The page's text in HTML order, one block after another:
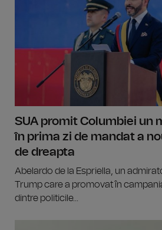
SUA promit Columbiei un
în prima zi de mandat a
de dreapta
Abelardo de la Espriella, un
Trump care a promovat în
dintre politicile...